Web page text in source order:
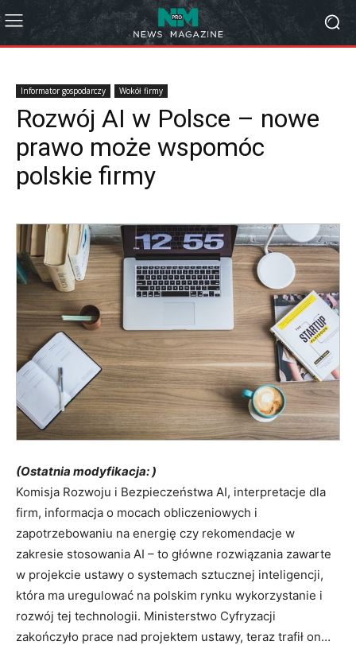
Informator gospodarczy Wokół firmy
Rozwój AI w Polsce – nowe
prawo może wspomóc
polskie firmy
(Ostatnia modyfikacja: )
Komisja Rozwoju i Bezpieczeństwa AI, interpretacje dla
firm, informacja o mocach obliczeniowych i
zapotrzebowaniu na energię czy rekomendacje w
zakresie stosowania AI – to główne rozwiązania zawarte
w projekcie ustawy o systemach sztucznej inteligencji,
która ma uregulować na polskim rynku wykorzystanie i
rozwój tej technologii. Ministerstwo Cyfryzacji
zakończyło prace nad projektem ustawy, teraz trafił on…